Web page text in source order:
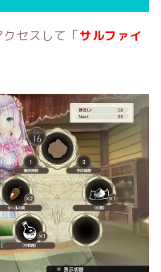
セスして「サルファイ